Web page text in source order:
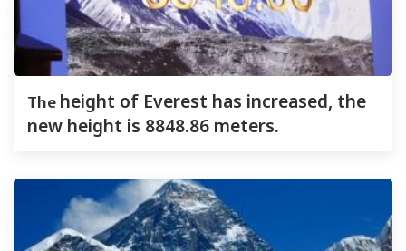
Theheight of Everest has increased, the
new height is 8848.86 meters.